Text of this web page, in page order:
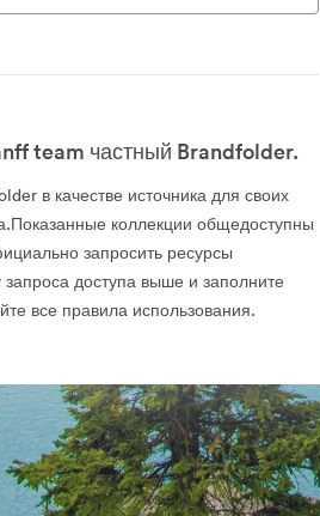
team частный Brandfolder.
в качестве источника для своих
коллекции общедоступны
запросить ресурсы
доступа выше и заполните
все правила использования.